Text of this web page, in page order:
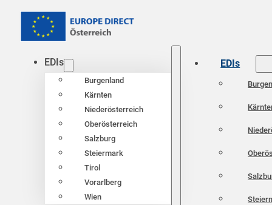
EDIs
Burgenland
Kärnten
Niederösterreich
Oberösterreich
Salzburg
Steiermark
Tirol
Vorarlberg
Wien
EDIs